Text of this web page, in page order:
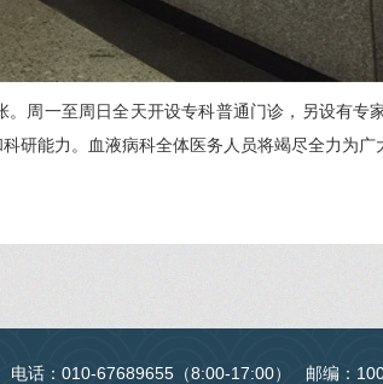
。周一至周日全天开设专科普通门诊，另设有
研能力。血液病科全体医务人员将竭尽全力为广
电话：010-67689655（8:00-17:00） 邮编：